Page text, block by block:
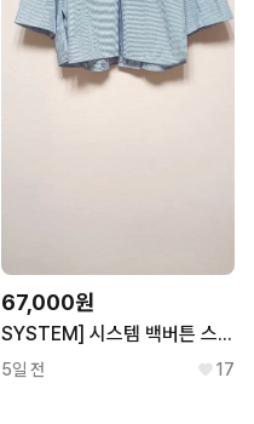
67,000원
SYSTEM] 시스템 백버튼 스트라이프 셔츠 블라우스 프리
5일 전 17